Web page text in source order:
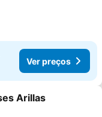
Ver preços
aos favoritos
Arillas